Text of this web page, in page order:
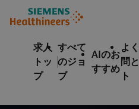
ンツへスキップ
ーへスキップ
求人
トッ
プ
すべて
のジョ
ブ
AIのお
すすめ
よ
問
ト